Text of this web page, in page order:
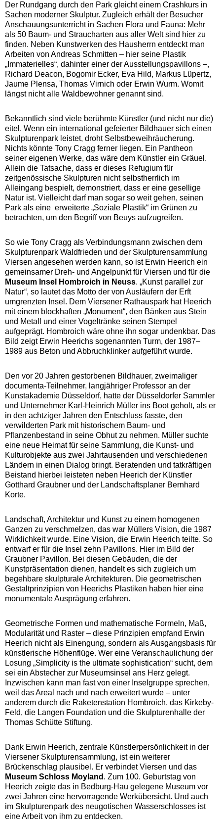
Der Rundgang durch den Park gleicht einem Crashkurs in
Sachen moderner Skulptur. Zugleich erhält der Besucher
Anschauungsunterricht in Sachen Flora und Fauna: Mehr
als 50 Baum- und Straucharten aus aller Welt sind hier zu
finden. Neben Kunstwerken des Hausherrn entdeckt man
Arbeiten von Andreas Schmitten – hier seine Plastik
„Immaterielles“, dahinter einer der Ausstellungspavillons –,
Richard Deacon, Bogomir Ecker, Eva Hild, Markus Lüpertz,
Jaume Plensa, Thomas Virnich oder Erwin Wurm. Womit
längst nicht alle Waldbewohner genannt sind.
Bekanntlich sind viele berühmte Künstler (und nicht nur die)
eitel. Wenn ein international gefeierter Bildhauer sich einen
Skulpturenpark leistet, droht Selbstbeweihräucherung.
Nichts könnte Tony Cragg ferner liegen. Ein Pantheon
seiner eigenen Werke, das wäre dem Künstler ein Gräuel.
Allein die Tatsache, dass er dieses Refugium für
zeitgenössische Skulpturen nicht selbstherrlich im
Alleingang bespielt, demonstriert, dass er eine gesellige
Natur ist. Vielleicht darf man sogar so weit gehen, seinen
Park als eine erweiterte „Soziale Plastik“ im Grünen zu
betrachten, um den Begriff von Beuys aufzugreifen.
So wie Tony Cragg als Verbindungsmann zwischen dem
Skulpturenpark Waldfrieden und der Skulpturensammlung
Viersen angesehen werden kann, so ist Erwin Heerich ein
gemeinsamer Dreh- und Angelpunkt für Viersen und für die
Museum Insel Hombroich in Neuss. „Kunst parallel zur
Natur“, so lautet das Motto der von Ausläufern der Erft
umgrenzten Insel. Dem Viersener Rathauspark hat Heerich
mit einem blockhaften „Monument“, den Bänken aus Stein
und Metall und einer Vogeltränke seinen Stempel
aufgeprägt. Hombroich wäre ohne ihn sogar undenkbar. Das
Bild zeigt Erwin Heerichs sogenannten Turm, der 1987–
1989 aus Beton und Abbruchklinker aufgeführt wurde.
Den vor 20 Jahren gestorbenen Bildhauer, zweimaliger
documenta-Teilnehmer, langjähriger Professor an der
Kunstakademie Düsseldorf, hatte der Düsseldorfer Sammler
und Unternehmer Karl-Heinrich Müller ins Boot geholt, als er
in den achtziger Jahren den Entschluss fasste, den
verwilderten Park mit historischem Baum- und
Pflanzenbestand in seine Obhut zu nehmen. Müller suchte
eine neue Heimat für seine Sammlung, die Kunst- und
Kulturobjekte aus zwei Jahrtausenden und verschiedenen
Ländern in einen Dialog bringt. Beratenden und tatkräftigen
Beistand hierbei leisteten neben Heerich der Künstler
Gotthard Graubner und der Landschaftsplaner Bernhard
Korte.
Landschaft, Architektur und Kunst zu einem homogenen
Ganzen zu verschmelzen, das war Müllers Vision, die 1987
Wirklichkeit wurde. Eine Vision, die Erwin Heerich teilte. So
entwarf er für die Insel zehn Pavillons. Hier im Bild der
Graubner Pavillon. Bei diesen Gebäuden, die der
Kunstpräsentation dienen, handelt es sich zugleich um
begehbare skulpturale Architekturen. Die geometrischen
Gestaltprinzipien von Heerichs Plastiken haben hier eine
monumentale Ausprägung erfahren.
Geometrische Formen und mathematische Formeln, Maß,
Modularität und Raster – diese Prinzipien empfand Erwin
Heerich nicht als Einengung, sondern als Ausgangsbasis für
künstlerische Höhenflüge. Wer eine Veranschaulichung der
Losung „Simplicity is the ultimate sophistication“ sucht, dem
sei ein Abstecher zur Museumsinsel ans Herz gelegt.
Inzwischen kann man fast von einer Inselgruppe sprechen,
weil das Areal nach und nach erweitert wurde – unter
anderem durch die Raketenstation Hombroich, das Kirkeby-
Feld, die Langen Foundation und die Skulpturenhalle der
Thomas Schütte Stiftung.
Dank Erwin Heerich, zentrale Künstlerpersönlichkeit in der
Viersener Skulpturensammlung, ist ein weiterer
Brückenschlag plausibel. Er verbindet Viersen und das
Museum Schloss Moyland . Zum 100. Geburtstag von
Heerich zeigte das in Bedburg-Hau gelegene Museum vor
zwei Jahren eine hervorragende Werkübersicht. Und auch
im Skulpturenpark des neugotischen Wasserschlosses ist
eine Arbeit von ihm zu entdecken.